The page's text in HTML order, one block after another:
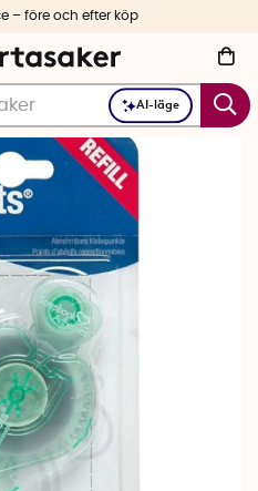
AI-läge
– före och efter köp